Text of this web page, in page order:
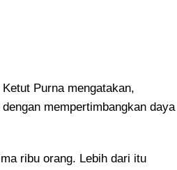
Purna mengatakan,
mempertimbangkan daya
ribu orang. Lebih dari itu